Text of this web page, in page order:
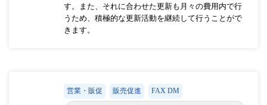
す。また、それに合わせた更新も月々の費用内で行
うため、積極的な更新活動を継続して行うことがで
きます。
営業・販促 販売促進 FAX DM